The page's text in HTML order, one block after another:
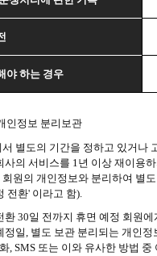
야 하는 경우
인정보 분리보관
별도의 기간을 정하고 있거나
사의 서비스를 1 년 이상 재이용
원의 개인정보와 분리하여 별
전환' 이라고 함).
환 30일 전까지 휴면 예정 회원에
정일, 별도 보관 분리되는 개인정
, SMS 또는 이와 유사한 방법 중